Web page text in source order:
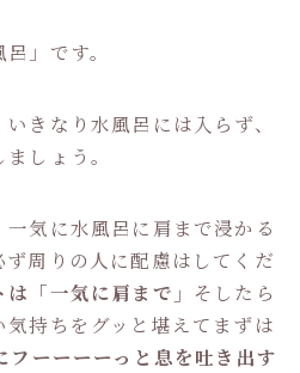
」です。
きなり水風呂には入らず、
しょう。
気に水風呂に肩まで浸かる
周りの人に配慮はしてくだ
「一気に肩まで」 そしたら
持ちをグッと堪えてまずは
フーーーーっと息を吐き出す